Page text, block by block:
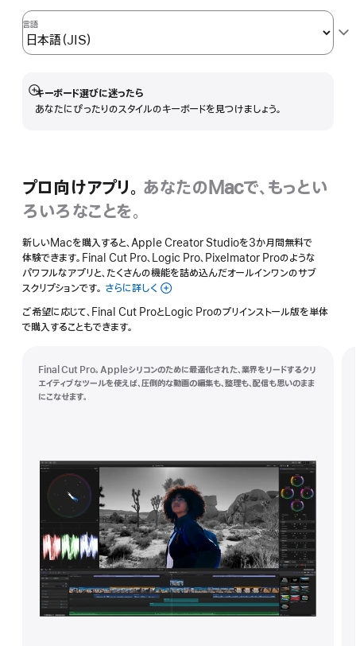
言語
キーボード選びに迷ったら
あなたにぴったりのスタイルのキーボードを見つけましょう。
詳
細
プロ向けアプリ。 あなたのMacで、もっとい
ろいろなことを。
新しいMacを購入すると、Apple Creator Studioを3か月間無料で
体験できます。Final Cut Pro、Logic Pro、Pixelmator Proのような
パワフルなアプリと、たくさんの機能を詰め込んだオールインワンのサブ
スクリプションです。 さらに詳しく Apple
Studio
ご希望に応じて、Final Cut ProとLogic Proのプリインストール版を単体
で購入することもできます。
Final Cut Pro。Appleシリコンのために最適化された、業界をリードするクリ
エイティブなツールを使えば、圧倒的な動画の編集も、整理も、配信も思いのまま
にこなせます。